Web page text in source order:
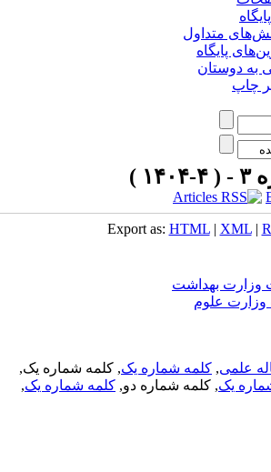
متداول
پایگاه
دوستان
چاپ
Export as:HTML |XML|
بهداشت
علوم
علمی, کلمه شماره یک, کلمه شماره یک,
یک, کلمه شماره دو,کلمه شماره یک,